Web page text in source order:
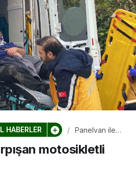
HABERLER
Panelvan ile
motosikletli
yaralandı
motosikletli